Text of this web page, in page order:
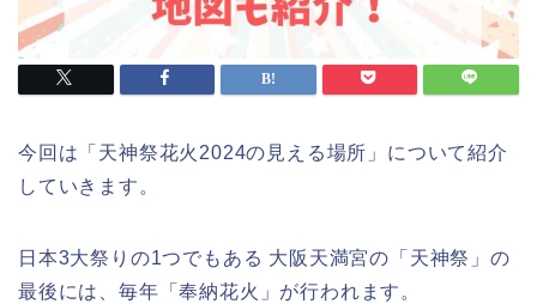
今回は「天神祭花火2024の見える場所」について紹介
していきます。
日本3大祭りの1つでもある 大阪天満宮の「天神祭」 の
最後には、毎年「奉納花火」が行われます。